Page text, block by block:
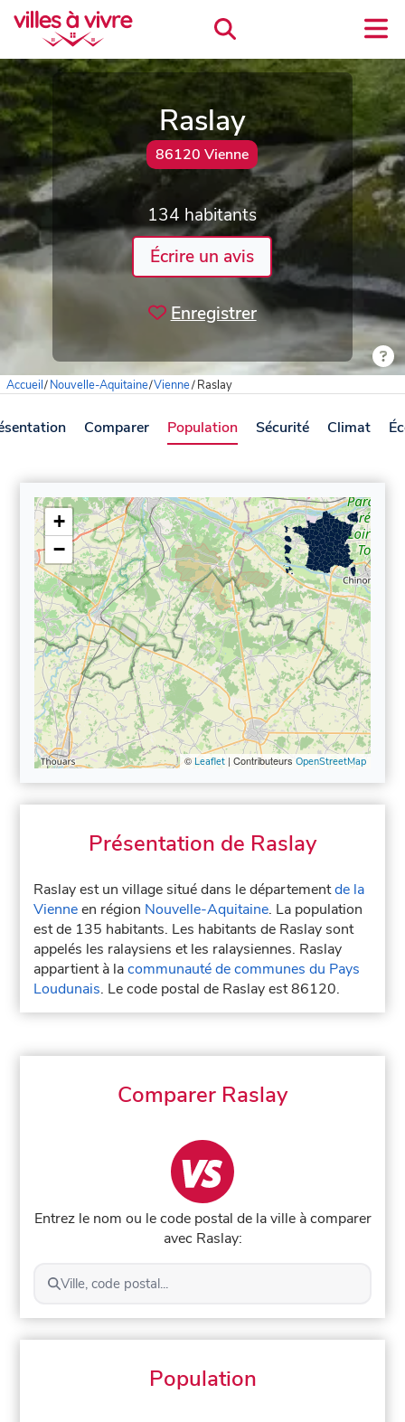
Raslay
86120 Vienne
134 habitants
Écrire un avis
Enregistrer
Accueil/Nouvelle-Aquitaine/Vienne/Raslay
Comparer Population Sécurité Climat
+
−
© Leaflet| Contributeurs OpenStreetMap
Présentation de Raslay
Raslay est un village situé dans le départementde la
Vienneen région Nouvelle-Aquitaine. La population
est de 135 habitants. Les habitants de Raslay sont
appelés les ralaysiens et les ralaysiennes. Raslay
appartient à lacommunauté de communes du Pays
Loudunais. Le code postal de Raslay est 86120.
Comparer Raslay
Entrez le nom ou le code postal de la ville à comparer
avec Raslay:
Ville, code postal...
Population